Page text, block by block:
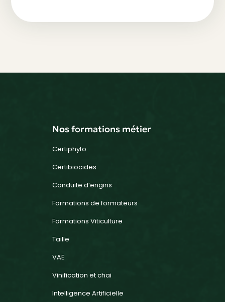
Nos formations métier
Certiphyto
Certibiocides
Conduite d’engins
Formations de formateurs
Formations Viticulture
Taille
VAE
Vinification et chai
Intelligence Artificielle